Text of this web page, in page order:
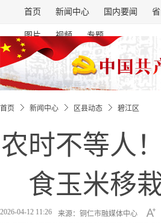
首页 新闻中心 国内要闻
图片 视频 专题
首页 新闻中心 区县动态 碧江区
农时不等人
食玉米移
2026-04-12 11:26 来源：铜仁市融媒体中心